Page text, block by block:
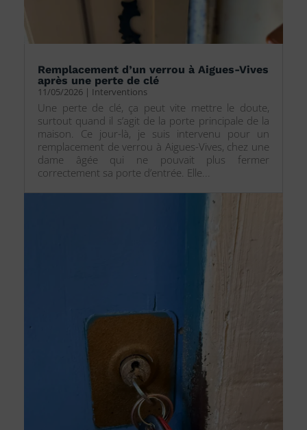
Remplacement d’un verrou à Aigues-Vives
après une perte de clé
11/05/2026 | Interventions
Une perte de clé, ça peut vite mettre le doute,
surtout quand il s’agit de la porte principale de la
maison. Ce jour-là, je suis intervenu pour un
remplacement de verrou à Aigues-Vives, chez une
dame âgée qui ne pouvait plus fermer
correctement sa porte d’entrée. Elle...